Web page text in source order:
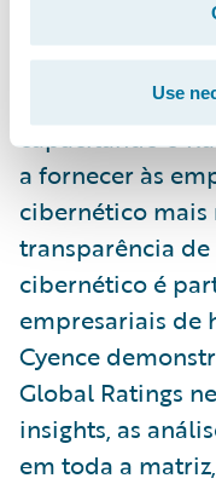
Use
Os dados do
cibernético
pessoas,
capacitando o
a fornecer às
cibernético
transparência
cibernético é
empresariais de
Cyence
Global Ratings
insights, as
em toda a